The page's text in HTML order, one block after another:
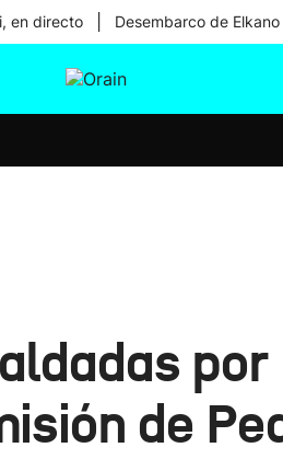
en directo Desembarco de
por
de